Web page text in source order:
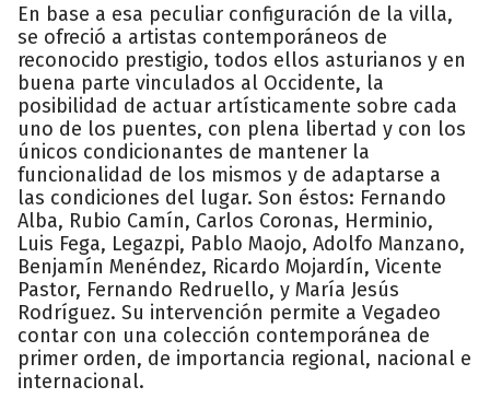
En base a esa peculiar configuración de la villa,
se ofreció a artistas contemporáneos de
reconocido prestigio, todos ellos asturianos y en
buena parte vinculados al Occidente, la
posibilidad de actuar artísticamente sobre cada
uno de los puentes, con plena libertad y con los
únicos condicionantes de mantener la
funcionalidad de los mismos y de adaptarse a
las condiciones del lugar. Son éstos: Fernando
Alba, Rubio Camín, Carlos Coronas, Herminio,
Luis Fega, Legazpi, Pablo Maojo, Adolfo Manzano,
Benjamín Menéndez, Ricardo Mojardín, Vicente
Pastor, Fernando Redruello, y María Jesús
Rodríguez. Su intervención permite a Vegadeo
contar con una colección contemporánea de
primer orden, de importancia regional, nacional e
internacional.